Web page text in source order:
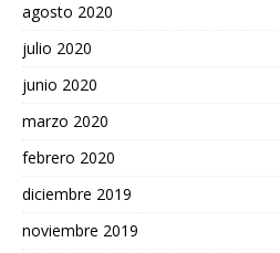
agosto 2020
julio 2020
junio 2020
marzo 2020
febrero 2020
diciembre 2019
noviembre 2019